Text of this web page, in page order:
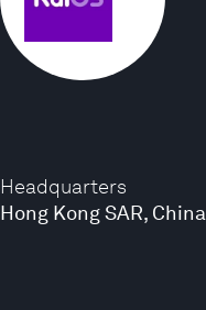
Headquarters
Hong Kong SAR, China